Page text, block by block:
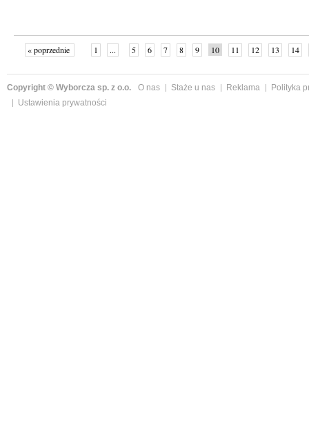
« poprzednie 1 ... 5 6 7 8 9 10 11 12 13 14
Copyright © Wyborcza sp. z o.o. O nas Staże u nas Reklama
Polityka
Ustawienia prywatności